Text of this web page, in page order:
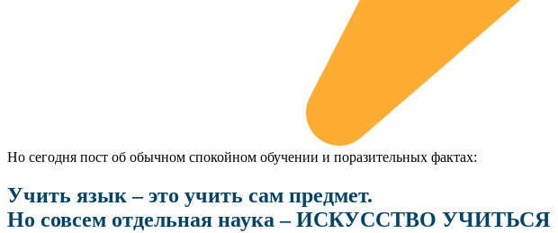
Но сегодня пост об обычном спокойном обучении и поразительных фактах:
Учить язык – это учить сам предмет.
Но совсем отдельная наука – ИСКУССТВО УЧИТЬСЯ